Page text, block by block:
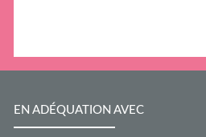
EN ADÉQUATION AVEC